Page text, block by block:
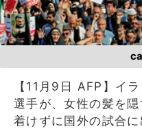
【11月9日 AFP】イ
選手が、女性の髪を
着けずに国外の試合